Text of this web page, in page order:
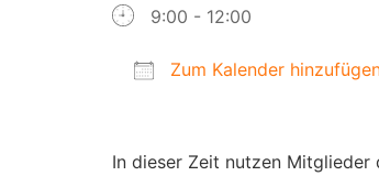
9:00 - 12:00
Zum Kalender
In dieser Zeit nutzen Mitglieder